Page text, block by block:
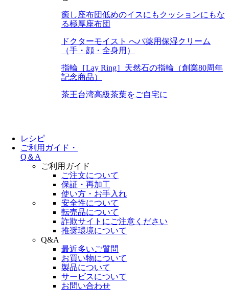
癒し座布団低めのイスにもクッションにもな
る極厚座布団
ドクターモイスト へパ薬用保湿クリーム
（手・顔・全身用）
指輪［Lay Ring］ 天然石の指輪（創業80周年
記念商品）
茶王台湾高級茶葉をご自宅に
レシピ
ご利用ガイド・
Q＆A
ご利用ガイド
ご注文について
保証・再加工
使い方・お手入れ
安全性について
転売品について
詐欺サイトにご注意ください
推奨環境について
Q&A
最近多いご質問
お買い物について
製品について
サービスについて
お問い合わせ